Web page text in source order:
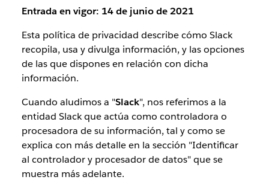
Entrada en vigor: 14 de junio de 2021
Esta política de privacidad describe cómo Slack
recopila, usa y divulga información, y las opciones
de las que dispones en relación con dicha
información.
Cuando aludimos a "Slack", nos referimos a la
entidad Slack que actúa como controladora o
procesadora de su información, tal y como se
explica con más detalle en la sección "Identificar
al controlador y procesador de datos" que se
muestra más adelante.